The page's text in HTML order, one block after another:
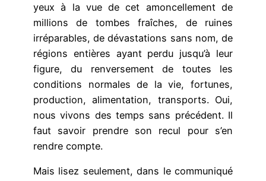
yeux à la vue de cet amoncellement de
millions de tombes fraîches, de ruines
irréparables, de dévastations sans nom, de
régions entières ayant perdu jusqu’à leur
figure, du renversement de toutes les
conditions normales de la vie, fortunes,
production, alimentation, transports. Oui,
nous vivons des temps sans précédent. Il
faut savoir prendre son recul pour s’en
rendre compte.
Mais lisez seulement, dans le communiqué